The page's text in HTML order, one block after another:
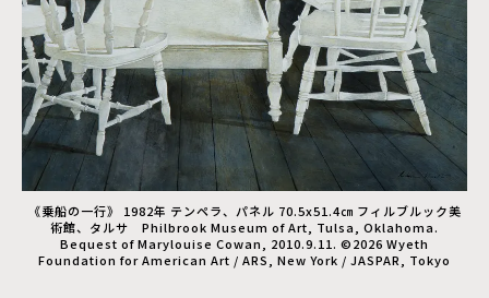
《乗船の一行》 1982年 テンペラ、パネル 70.5x51.4㎝ フィルブルック美
術館、タルサ Philbrook Museum of Art, Tulsa, Oklahoma.
Bequest of Marylouise Cowan, 2010.9.11. ©2026 Wyeth
Foundation for American Art / ARS, New York / JASPAR, Tokyo